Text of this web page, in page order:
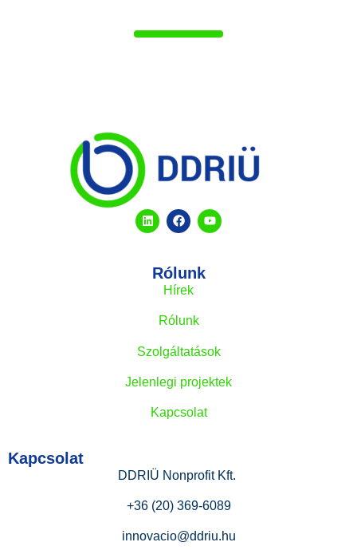
Rólunk
Hírek
Rólunk
Szolgáltatások
Jelenlegi projektek
Kapcsolat
Kapcsolat
DDRIÜ Nonprofit Kft.
+36 (20) 369-6089
innovacio@ddriu.hu